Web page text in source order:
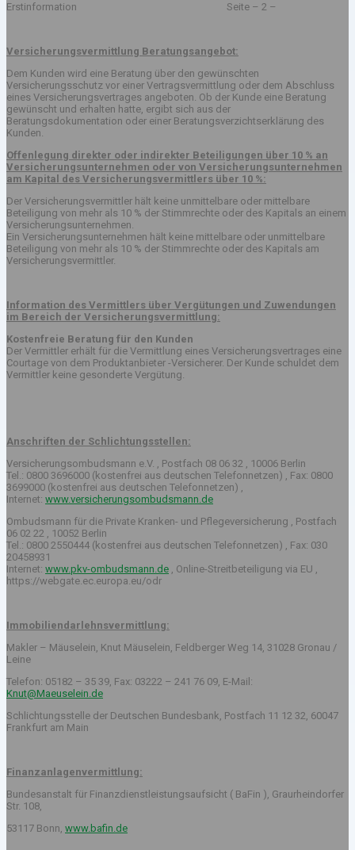
Erstinformation Seite – 2 –
Versicherungsvermittlung Beratungsangebot:
Dem Kunden wird eine Beratung über den gewünschten
Versicherungsschutz vor einer Vertragsvermittlung oder dem Abschluss
eines Versicherungsvertrages angeboten. Ob der Kunde eine Beratung
gewünscht und erhalten hatte, ergibt sich aus der
Beratungsdokumentation oder einer Beratungsverzichtserklärung des
Kunden.
Offenlegung direkter oder indirekter Beteiligungen über 10 % an
Versicherungsunternehmen oder von Versicherungsunternehmen
am Kapital des Versicherungsvermittlers über 10 %:
Der Versicherungsvermittler hält keine unmittelbare oder mittelbare
Beteiligung von mehr als 10 % der Stimmrechte oder des Kapitals an einem
Versicherungsunternehmen.
Ein Versicherungsunternehmen hält keine mittelbare oder unmittelbare
Beteiligung von mehr als 10 % der Stimmrechte oder des Kapitals am
Versicherungsvermittler.
Information des Vermittlers über Vergütungen und Zuwendungen
im Bereich der Versicherungsvermittlung:
Kostenfreie Beratung für den Kunden
Der Vermittler erhält für die Vermittlung eines Versicherungsvertrages eine
Courtage von dem Produktanbieter -Versicherer. Der Kunde schuldet dem
Vermittler keine gesonderte Vergütung.
Anschriften der Schlichtungsstellen:
Versicherungsombudsmann e.V. , Postfach 08 06 32 , 10006 Berlin
Tel.: 0800 3696000 (kostenfrei aus deutschen Telefonnetzen) , Fax: 0800
3699000 (kostenfrei aus deutschen Telefonnetzen) ,
Internet: www.versicherungsombudsmann.de
Ombudsmann für die Private Kranken- und Pflegeversicherung , Postfach
06 02 22 , 10052 Berlin
Tel.: 0800 2550444 (kostenfrei aus deutschen Telefonnetzen) , Fax: 030
20458931
Internet: www.pkv-ombudsmann.de , Online-Streitbeteiligung via EU ,
https://webgate.ec.europa.eu/odr
Immobiliendarlehnsvermittlung:
Makler – Mäuselein, Knut Mäuselein, Feldberger Weg 14, 31028 Gronau /
Leine
Telefon: 05182 – 35 39, Fax: 03222 – 241 76 09, E-Mail:
Knut@Maeuselein.de
Schlichtungsstelle der Deutschen Bundesbank, Postfach 11 12 32, 60047
Frankfurt am Main
Finanzanlagenvermittlung:
Bundesanstalt für Finanzdienstleistungsaufsicht ( BaFin ), Graurheindorfer
Str. 108,
53117 Bonn, www.bafin.de